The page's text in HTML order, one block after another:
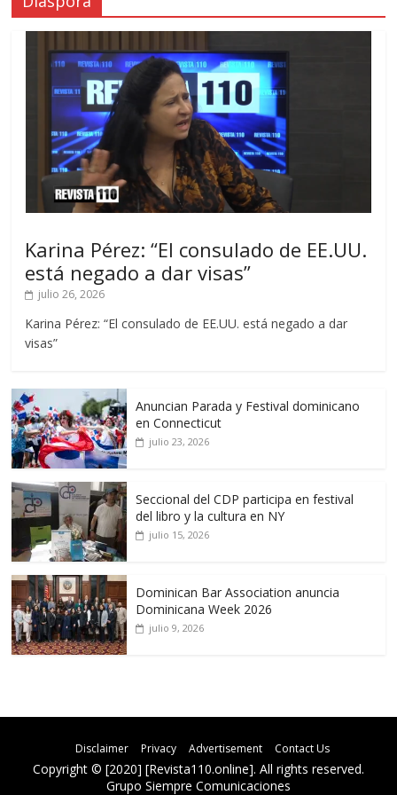
Karina Pérez: “El consulado de EE.UU.
está negado a dar visas”
julio 26, 2026
Karina Pérez: “El consulado de EE.UU. está negado a dar
visas”
Anuncian Parada y Festival dominicano
en Connecticut
julio 23, 2026
Seccional del CDP participa en festival
del libro y la cultura en NY
julio 15, 2026
Dominican Bar Association anuncia
Dominicana Week 2026
julio 9, 2026
Disclaimer Privacy Advertisement Contact Us
Copyright © [2020] [Revista110.online]. All rights reserved.
Grupo Siempre Comunicaciones